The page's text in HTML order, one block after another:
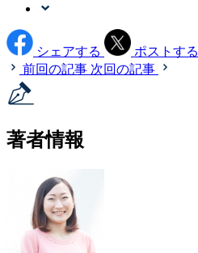
シェアする
ポストする
前回の記事 次回の記事
著者情報